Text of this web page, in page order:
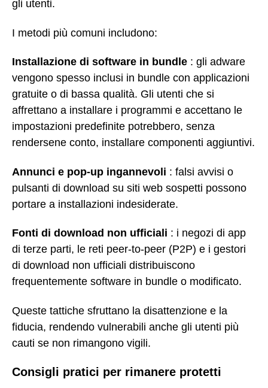
gli utenti.
I metodi più comuni includono:
Installazione di software in bundle : gli adware
vengono spesso inclusi in bundle con applicazioni
gratuite o di bassa qualità. Gli utenti che si
affrettano a installare i programmi e accettano le
impostazioni predefinite potrebbero, senza
rendersene conto, installare componenti aggiuntivi.
Annunci e pop-up ingannevoli : falsi avvisi o
pulsanti di download su siti web sospetti possono
portare a installazioni indesiderate.
Fonti di download non ufficiali : i negozi di app
di terze parti, le reti peer-to-peer (P2P) e i gestori
di download non ufficiali distribuiscono
frequentemente software in bundle o modificato.
Queste tattiche sfruttano la disattenzione e la
fiducia, rendendo vulnerabili anche gli utenti più
cauti se non rimangono vigili.
Consigli pratici per rimanere protetti